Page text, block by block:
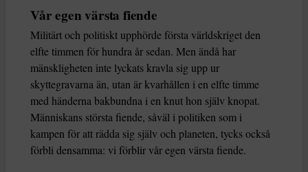
Vår egen värsta fiende
Militärt och politiskt upphörde första världskriget den
elfte timmen för hundra år sedan. Men ändå har
mänskligheten inte lyckats kravla sig upp ur
skyttegravarna än, utan är kvarhållen i en elfte timme
med händerna bakbundna i en knut hon själv knopat.
Människans största fiende, såväl i politiken som i
kampen för att rädda sig själv och planeten, tycks också
förbli densamma: vi förblir vår egen värsta fiende.